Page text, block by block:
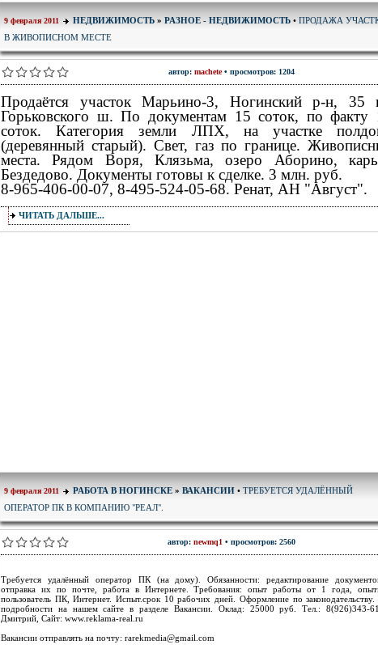
9 февраля 2011 НЕДВИЖИМОСТЬ » РАЗНОЕ - НЕДВИЖИМОСТЬ • ПРОДАЖА
В ЖИВОПИСНОМ МЕСТЕ
автор: machete• просмотров: 1204
Продаётся участок Марьино-3, Ногинский р-н, 35
Горьковского ш. По документам 15 соток, по факту
соток. Категория земли ЛПХ, на участке
(деревянный старый). Свет, газ по границе.
места. Рядом Воря, Клязьма, озеро Аборино,
Бездедово. Документы готовы к сделке. 3 млн. руб.
8-965-406-00-07, 8-495-524-05-68. Ренат, АН "Август".
ЧИТАТЬ ДАЛЬШЕ...
9 февраля 2011 РАБОТА В НОГИНСКЕ » ВАКАНСИИ • ТРЕБУЕТСЯ УДАЛЁННЫЙ
ОПЕРАТОР ПК В КОМПАНИЮ "РЕАЛ".
автор: newmq1 • просмотров: 2560
Требуется удалённый оператор ПК (на дому). Обязанности: редактирование
отправка их по почте, работа в Интернете. Требования: опыт работы от 1 года,
пользователь ПК, Интернет. Испыт.срок 10 рабочих дней. Оформление по законодательству.
подробности на нашем сайте в разделе Вакансии. Оклад: 25000 руб. Тел.: 8(926)343-
Дмитрий, Сайт: www.reklama-real.ru
Вакансии отправлять на почту: rarekmedia@gmail.com